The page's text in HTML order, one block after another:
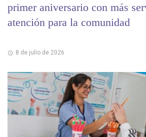
primer aniversario con más
atención para la comunidad
8 de julio de 2026